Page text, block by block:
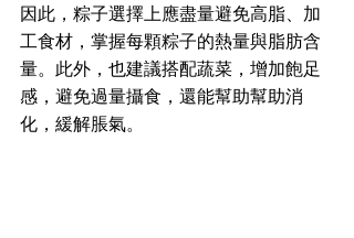
因此，粽子選擇上應盡量避免高脂、加
工食材，掌握每顆粽子的熱量與脂肪含
量。此外，也建議搭配蔬菜，增加飽足
感，避免過量攝食，還能幫助幫助消
化，緩解脹氣。